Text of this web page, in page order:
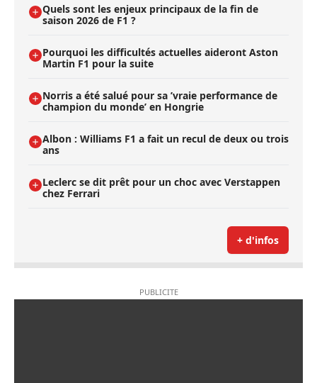
Quels sont les enjeux principaux de la fin de
saison 2026 de F1 ?
Pourquoi les difficultés actuelles aideront Aston
Martin F1 pour la suite
Norris a été salué pour sa ’vraie performance de
champion du monde’ en Hongrie
Albon : Williams F1 a fait un recul de deux ou trois
ans
Leclerc se dit prêt pour un choc avec Verstappen
chez Ferrari
+ d'infos